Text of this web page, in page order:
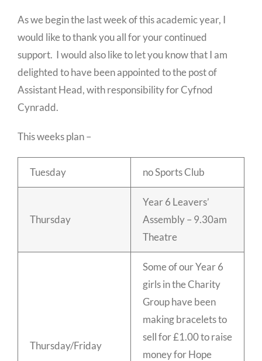
As we begin the last week of this academic year, I
would like to thank you all for your continued
support. I would also like to let you know that I am
delighted to have been appointed to the post of
Assistant Head, with responsibility for Cyfnod
Cynradd.
This weeks plan –
Tuesday no Sports Club
Thursday
Year 6 Leavers’
Assembly – 9.30am
Theatre
Thursday/Friday
Some of our Year 6
girls in the Charity
Group have been
making bracelets to
sell for £1.00 to raise
money for Hope